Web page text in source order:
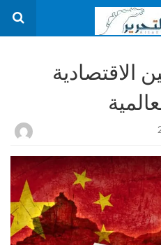
الاقتصادية